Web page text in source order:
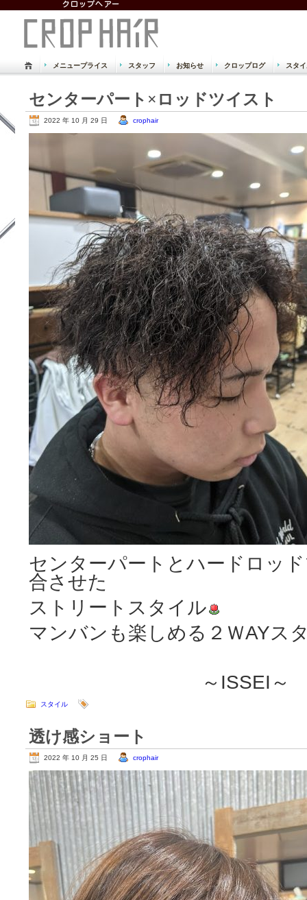
Just another WordPress site
メニュープライス スタッフ お知らせ クロップログ スタ
センターパート×ロッドツイスト
2022 年 10 月 29 日 crophair
センターパートとハードロッ
合させた
ストリートスタイル
マンバンも楽しめる２ＷAYス
～ISSEI～
スタイル
透け感ショート
2022 年 10 月 25 日 crophair